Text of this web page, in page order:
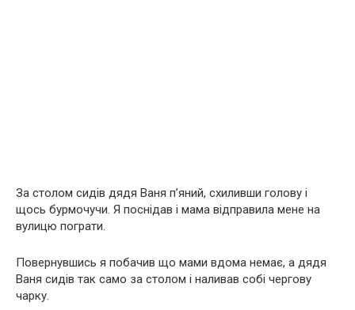
За столом сидів дядя Ваня п’яний, схиливши голову і
щось бурмочучи. Я поснідав і мама відправила мене на
вулицю пограти.
Повернувшись я побачив що мами вдома немає, а дядя
Ваня сидів так само за столом і наливав собі чергову
чарку.